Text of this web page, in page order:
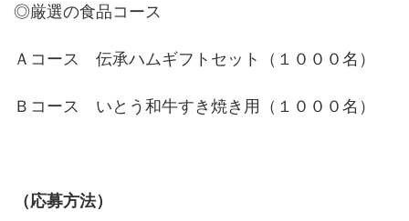
◎厳選の食品コース
Ａコース 伝承ハムギフトセット（１０００名）
Ｂコース いとう和牛すき焼き用（１０００名）
（応募方法）